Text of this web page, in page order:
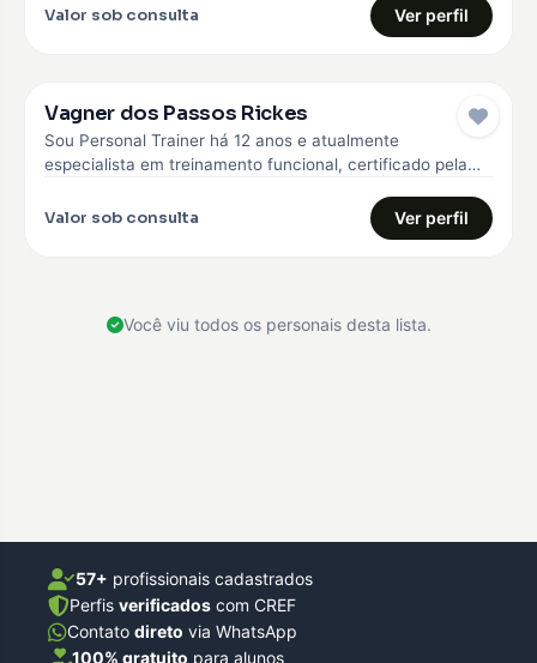
Valor sob consulta Ver perfil
Vagner dos Passos Rickes
Sou Personal Trainer há 12 anos e atualmente
especialista em treinamento funcional, certificado pela
Valor sob consulta Ver perfil
Você viu todos os personais desta lista.
57+ profissionais cadastrados
Perfis verificados com CREF
Contato direto via WhatsApp
100% gratuito para alunos